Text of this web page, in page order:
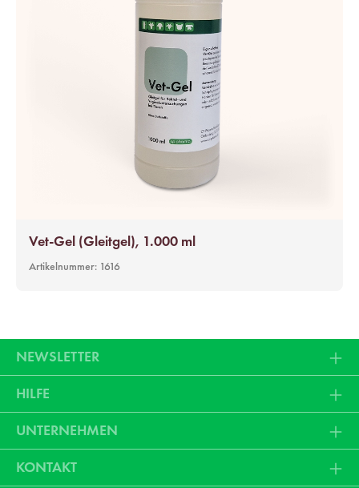
Vet-Gel (Gleitgel), 1.000 ml
Artikelnummer: 1616
NEWSLETTER
HILFE
UNTERNEHMEN
KONTAKT